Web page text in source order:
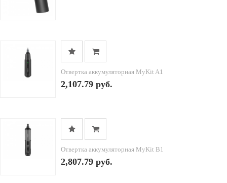
Отвертка аккумуляторная MyKit A1
2,107.79 руб.
Отвертка аккумуляторная MyKit B1
2,807.79 руб.